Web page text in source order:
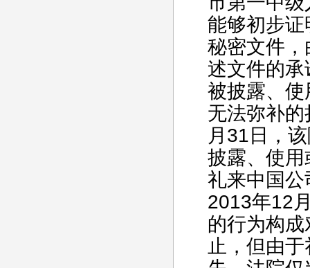
能够初步
秘密文件
述文件的
被披露、
无法弥补
月31日，
披露、使
礼来中国
2013年12
的行为构
止，但由